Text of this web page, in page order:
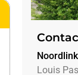
Noordlink
Louis